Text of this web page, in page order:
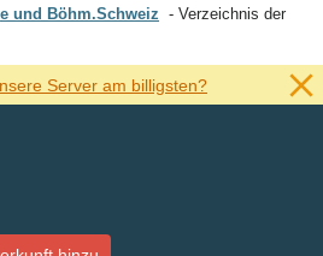
und Böhm.Schweiz
Verzeichnis der
Server am billigsten?